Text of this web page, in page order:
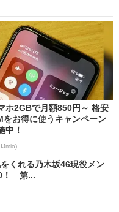
ホ2GBで月額850円～ 格安
をお得に使うキャンペーン
中！
くれる乃木坂46現役メン
！ 第...